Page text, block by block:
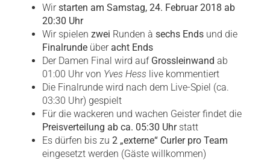
Wirstarten am Samstag, 24. Februar 2018 ab
20:30 Uhr
Wir spielen zwei Runden à sechs Ends und die
Finalrunde über acht Ends
Der Damen Final wird auf Grossleinwand ab
01:00 Uhr von Yves Hess live kommentiert
Die Finalrunde wird nach dem Live-Spiel (ca.
03:30 Uhr) gespielt
Für die wackeren und wachen Geister findet die
Preisverteilung ab ca. 05:30 Uhrstatt
Es dürfen bis zu 2 „externe“ Curler pro Team
eingesetzt werden (Gäste willkommen)